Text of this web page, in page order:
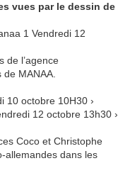
vues par le dessin de
1 Vendredi 12
de l’agence
MANAA.
10 octobre 10H30 ›
12 octobre 13h30 ›
Coco et Christophe
allemandes dans les